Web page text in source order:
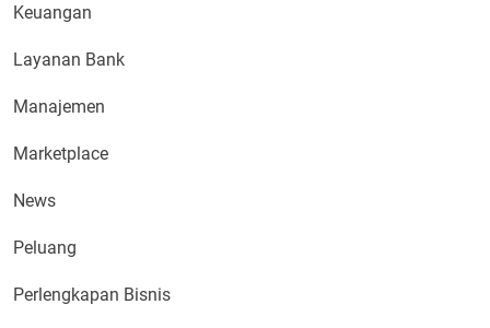
Keuangan
Layanan Bank
Manajemen
Marketplace
News
Peluang
Perlengkapan Bisnis